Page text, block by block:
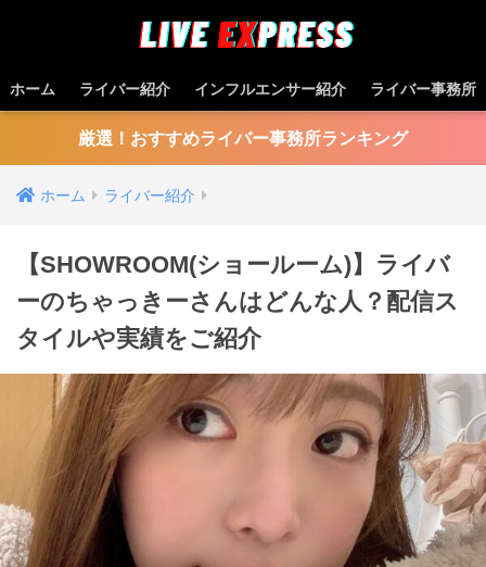
ホーム ライバー紹介 インフルエンサー紹介 ライバー事務所
厳選！おすすめライバー事務所ランキング
ホーム ライバー紹介
【SHOWROOM(ショールーム)】ライバ
ーのちゃっきーさんはどんな人？配信ス
タイルや実績をご紹介